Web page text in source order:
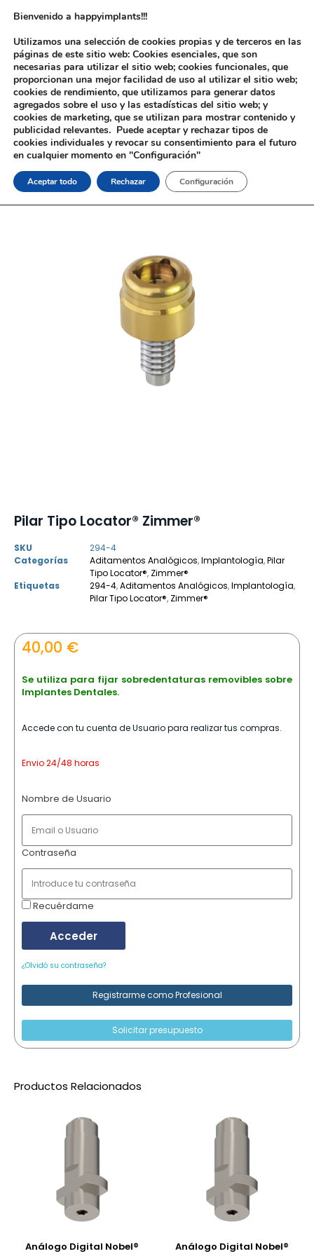
Inicio/Implantología/Aditamentos Analógicos/Zimmer®/ Pilar
Tipo Locator® Zimmer®
Pilar Tipo Locator® Zimmer®
SKU
294-4
Categorías
Aditamentos Analógicos,Implantología,Pilar
Tipo Locator®, Zimmer®
Etiquetas
294-4,Aditamentos Analógicos,Implantología,
Pilar Tipo Locator®, Zimmer®
40,00 €
Se utiliza para fijar sobredentaturas removibles sobre
Implantes Dentales.
Accede con tu cuenta de Usuario para realizar tus compras.
Envio 24/48 horas
Nombre de Usuario
Contraseña
Recuérdame
Acceder
¿Olvidó su contraseña?
Registrarme como Profesional
Solicitar presupuesto
Productos Relacionados
Análogo Digital Nobel®
Análogo Digital Nobel®
Bienvenido a happyimplants!!!
Utilizamos una selección de cookies propias y de terceros en las
páginas de este sitio web: Cookies esenciales, que son
necesarias para utilizar el sitio web; cookies funcionales, que
proporcionan una mejor facilidad de uso al utilizar el sitio web;
cookies de rendimiento, que utilizamos para generar datos
agregados sobre el uso y las estadísticas del sitio web; y
cookies de marketing, que se utilizan para mostrar contenido y
publicidad relevantes. Puede aceptar y rechazar tipos de
cookies individuales y revocar su consentimiento para el futuro
en cualquier momento en "Configuración"
Aceptar todo Rechazar Configuración